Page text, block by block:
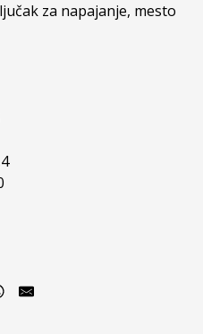
za napajanje, mesto